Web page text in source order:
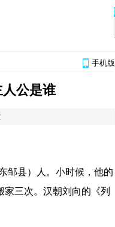
手机版
公是谁
邹县）人。小时候，他的
三次。汉朝刘向的《列